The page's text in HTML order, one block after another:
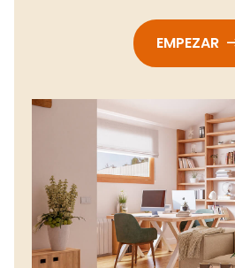
EMPEZAR